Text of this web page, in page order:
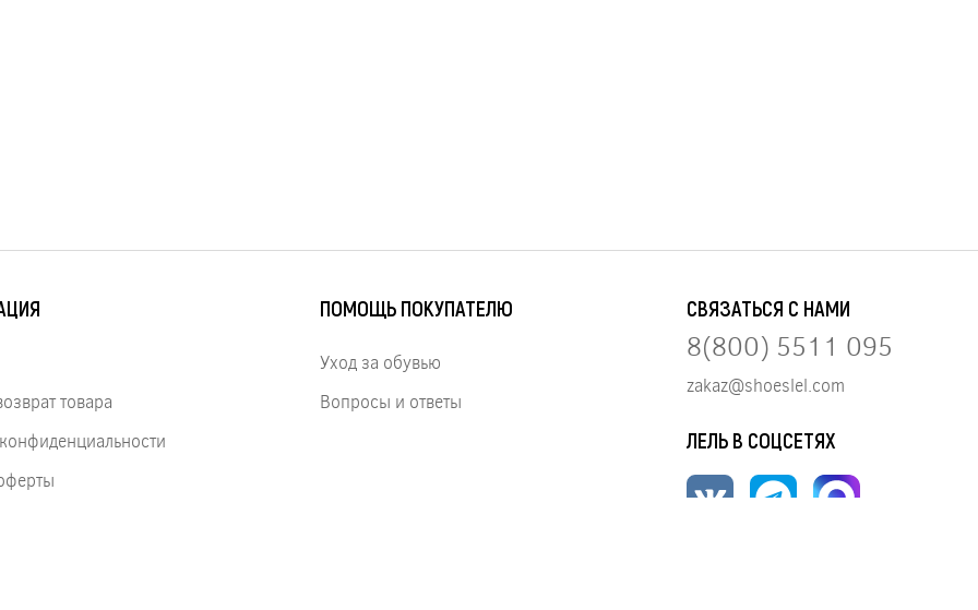
товара
ПОМОЩЬ ПОКУПАТЕЛЮ
Уход за обувью
Вопросы и ответы
СВЯЗАТЬСЯ С НАМИ
8(800) 5511 095
zakaz@shoeslel.com
ЛЕЛЬ В СОЦСЕТЯХ